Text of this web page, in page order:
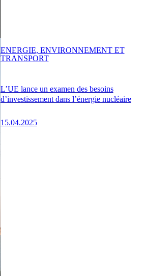
L’UE lance un examen des besoins
d’investissement dans l’énergie nucléaire
15.04.2025
ENERGIE, ENVIRONNEMENT ET
TRANSPORT